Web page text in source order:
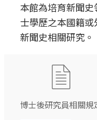
本館為培育新聞
士學歷之本國籍
新聞史相關研究。
博士後研究員相關規